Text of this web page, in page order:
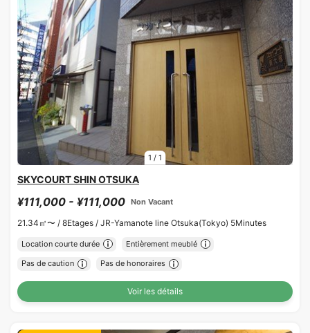
1 / 1
SKYCOURT SHIN OTSUKA
¥111,000 - ¥111,000 Non Vacant
21.34㎡〜 / 8Etages / JR-Yamanote line Otsuka(Tokyo) 5Minutes
Location courte durée Entièrement meublé
Pas de caution Pas de honoraires
Voir les détails